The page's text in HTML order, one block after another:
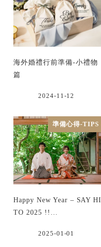
海外婚禮行前準備-小禮物
篇
2024-11-12
準備心得-TIPS
Happy New Year – SAY HI
TO 2025 !!…
2025-01-01